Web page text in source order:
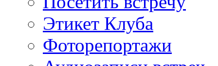
Этикет Клуба
Фоторепортажи